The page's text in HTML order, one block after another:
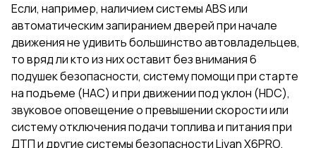
Если, например, наличием системы ABS или
автоматическим запиранием дверей при начале
движения не удивить большинство автовладельцев,
то вряд ли кто из них оставит без внимания 6
подушек безопасности, систему помощи при старте
на подъеме (НАС) и при движении под уклон (HDC),
звуковое оповещение о превышении скорости или
систему отключения подачи топлива и питания при
ДТП и другие системы безопасности Livan X6PRO.